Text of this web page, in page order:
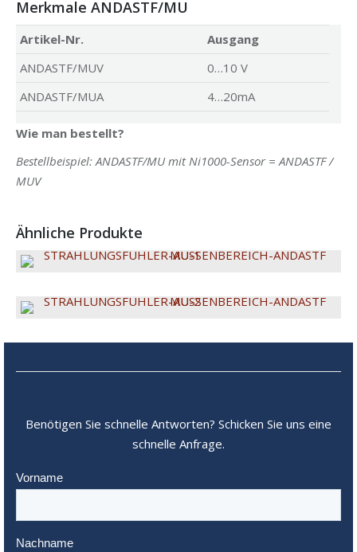
Merkmale ANDASTF/MU
Artikel-Nr.
Ausgang
ANDASTF/MUV
0…10 V
ANDASTF/MUA
4…20mA
Wie man bestellt?
Bestellbeispiel: ANDASTF/MU mit Ni1000-Sensor = ANDASTF /
MUV
Ähnliche Produkte
Benötigen Sie schnelle Antworten? Schicken Sie uns eine
schnelle Anfrage.